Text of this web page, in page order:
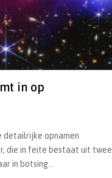
in op
detailrijke opnamen
die in feite bestaat uit twee
in botsing...